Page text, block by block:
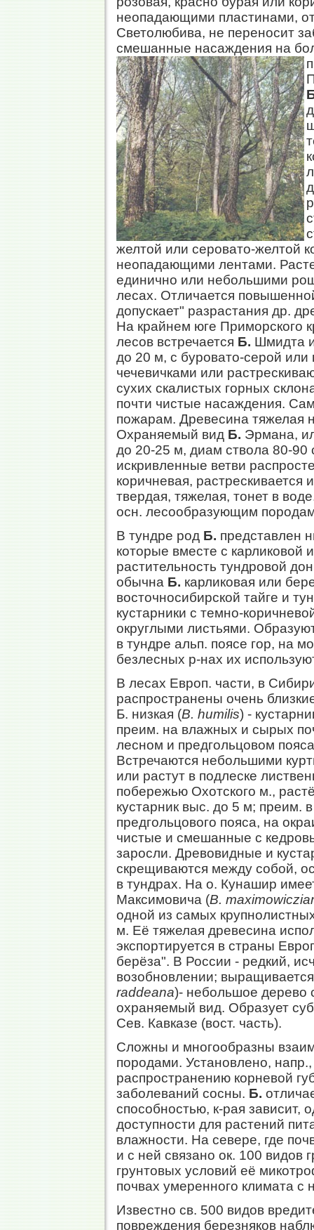
неопадающими пластинами,
Светолюбива, не переносит
смешанные насаждения на
желтой или серовато-желтой
неопадающими лентами.
единично или небольшими
лесах. Отличается
допускает" разрастания др.
На крайнем юге Приморского
лесов встречается Б. Шмидта
до 20 м, с буровато-серой или
чечевичками или
сухих скалистых горных
почти чистые насаждения.
пожарам. Древесина тяжелая
Охраняемый вид Б. Эрмана,
до 20-25 м, диам ствола 80-
искривленные ветви
коричневая,
твердая, тяжелая, тонет в
осн. лесообразующим
В тундре род Б. представлен
которые вместе с карликовой
растительность тундровой
обычна Б. карликовая или
восточносибирской тайге и
кустарники с темно-
округлыми листьями.
в тундре альп. поясе гор, на
безлесных р-нах их
В лесах Европ. части, в
распространены очень
Б. низкая (B. humilis) -
преим. на влажных и сырых
лесном и предгольцовом
Встречаются небольшими
или растут в подлеске
побережью Охотского м.,
кустарник выс. до 5 м; преим.
предгольцового пояса, на
чистые и смешанные с
заросли. Древовидные и
скрещиваются между собой,
в тундрах. На о. Кунашир
Максимовича (В.
одной из самых
м. Её тяжелая древесина
экспортируется в страны
берёза". В России - редкий,
возобновлении;
raddeana)- небольшое дерево
охраняемый вид. Образует
Сев. Кавказе (вост. часть).
Сложны и многообразны
породами. Установлено,
распространению корневой
заболеваний сосны. Б.
способностью, к-рая зависит,
доступности для растений
влажности. На севере, где
и с ней связано ок. 100 видов
грунтовых условий её
почвах умеренного климата с
Известно св. 500 видов
повреждения березняков